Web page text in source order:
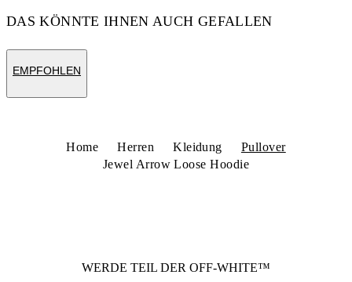
DAS KÖNNTE IHNEN AUCH GEFALLEN
EMPFOHLEN
Home Herren Kleidung
Pullover
Jewel Arrow Loose Hoodie
WERDE TEIL DER OFF-WHITE™